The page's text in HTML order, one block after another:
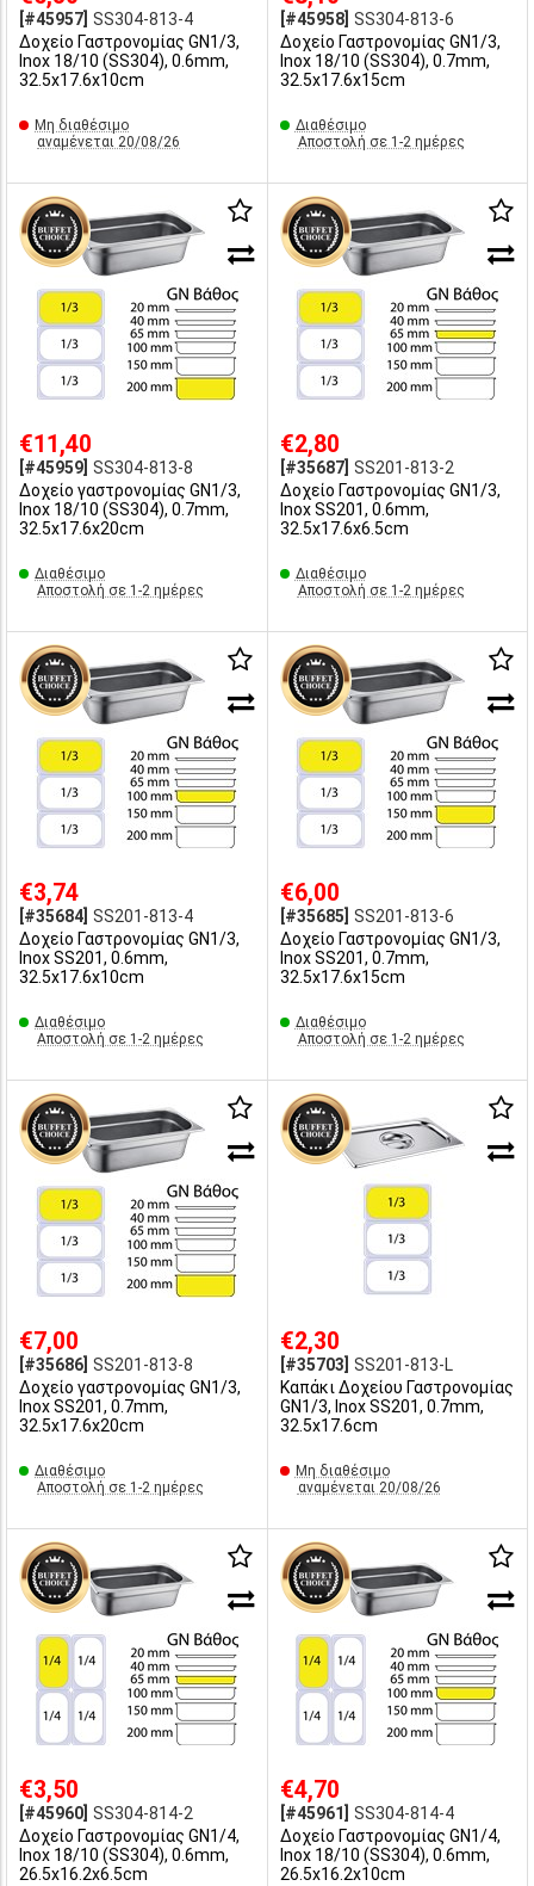
[#45957] SS304-813-4
Δοχείο Γαστρονομίας GN1/3,
Inox 18/10 (SS304), 0.6mm,
32.5x17.6x10cm
Μη διαθέσιμο
αναμένεται 20/08/26
[#45958] SS304-813-6
Δοχείο Γαστρονομίας GN1/3,
Inox 18/10 (SS304), 0.7mm,
32.5x17.6x15cm
Διαθέσιμο
Αποστολή σε 1-2 ημέρες
€11,40
[#45959] SS304-813-8
Δοχείο γαστρονομίας GN1/3,
Inox 18/10 (SS304), 0.7mm,
32.5x17.6x20cm
Διαθέσιμο
Αποστολή σε 1-2 ημέρες
€2,80
[#35687] SS201-813-2
Δοχείο Γαστρονομίας GN1/3,
Inox SS201, 0.6mm,
32.5x17.6x6.5cm
Διαθέσιμο
Αποστολή σε 1-2 ημέρες
€3,74
[#35684] SS201-813-4
Δοχείο Γαστρονομίας GN1/3,
Inox SS201, 0.6mm,
32.5x17.6x10cm
Διαθέσιμο
Αποστολή σε 1-2 ημέρες
€6,00
[#35685] SS201-813-6
Δοχείο Γαστρονομίας GN1/3,
Inox SS201, 0.7mm,
32.5x17.6x15cm
Διαθέσιμο
Αποστολή σε 1-2 ημέρες
€7,00
[#35686] SS201-813-8
Δοχείο γαστρονομίας GN1/3,
Inox SS201, 0.7mm,
32.5x17.6x20cm
Διαθέσιμο
Αποστολή σε 1-2 ημέρες
€2,30
[#35703] SS201-813-L
Καπάκι Δοχείου Γαστρονομίας
GN1/3, Inox SS201, 0.7mm,
32.5x17.6cm
Μη διαθέσιμο
αναμένεται 20/08/26
€3,50
[#45960] SS304-814-2
Δοχείο Γαστρονομίας GN1/4,
Inox 18/10 (SS304), 0.6mm,
26.5x16.2x6.5cm
€4,70
[#45961]
SS304-814-4
Δοχείο Γαστρονομίας GN1/4,
Inox 18/10 (SS304), 0.6mm,
26.5x16.2x10cm